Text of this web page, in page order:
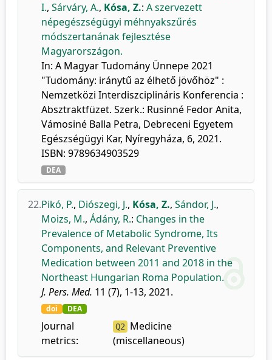
I., Sárváry, A., Kósa, Z.: A szervezett
népegészségügyi méhnyakszűrés
módszertanának fejlesztése
Magyarországon.
In: A Magyar Tudomány Ünnepe 2021
"Tudomány: iránytű az élhető jövőhöz" :
Nemzetközi Interdiszciplináris Konferencia :
Absztraktfüzet. Szerk.: Rusinné Fedor Anita,
Vámosiné Balla Petra, Debreceni Egyetem
Egészségügyi Kar, Nyíregyháza, 6, 2021.
ISBN: 9789634903529
DEA
22.Pikó, P., Diószegi, J., Kósa, Z., Sándor, J.,
Moizs, M., Ádány, R.: Changes in the
Prevalence of Metabolic Syndrome, Its
Components, and Relevant Preventive
Medication between 2011 and 2018 in the
Northeast Hungarian Roma Population.
J. Pers. Med. 11 (7), 1-13, 2021.
doi DEA
Journal
metrics:
Q2 Medicine
(miscellaneous)